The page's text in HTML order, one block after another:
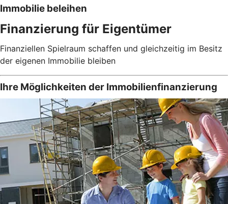
Immobilie beleihen
Finanzierung für Eigentümer
Finanziellen Spielraum schaffen und gleichzeitig im Besitz
der eigenen Immobilie bleiben
Ihre Möglichkeiten der Immobilienfinanzierung